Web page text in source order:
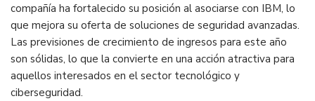
compañía ha fortalecido su posición al asociarse con IBM, lo
que mejora su oferta de soluciones de seguridad avanzadas.
Las previsiones de crecimiento de ingresos para este año
son sólidas, lo que la convierte en una acción atractiva para
aquellos interesados en el sector tecnológico y
ciberseguridad​.